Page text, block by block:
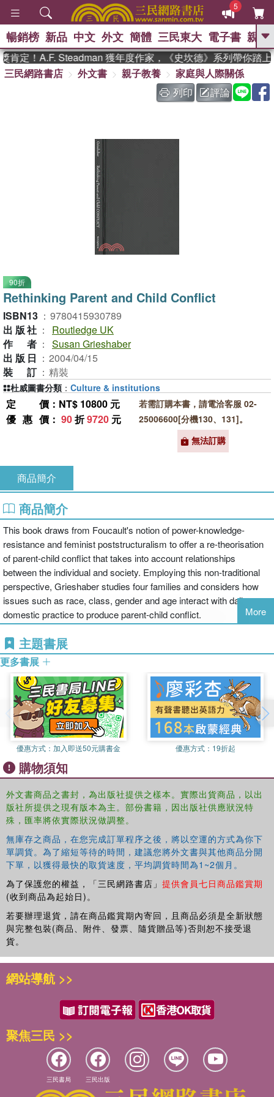
5
GO
熱搜： 東野圭吾 、 The Odyssey
、 如果歷史是一群喵 、 暑期
國際布克獎 臺灣漫遊錄 、 方
暢銷榜 新品 中文 外文 簡體 三民東大 電子書 親子
定！A.F. Steadman 獲年度作家，《史坎德》系列帶你踏上
三民網路書店
外文書 親子教養
家庭與人際關係
列印
評論
90折
Rethinking Parent and Child Conflict
ISBN13 ： 9780415930789
出版社 ：
Routledge UK
作者 ： Susan Grieshaber
出版日 ： 2004/04/15
裝訂 ： 精裝
定價 ：NT$ 10800 元
優惠價 ： 90折9720 元
若需訂購本書，請電洽客服 02-
25006600[分機130、131]。
無法訂購
杜威圖書分類 ： Culture & institutions
商品簡介
商品簡介
This book draws from Foucault's notion of power-knowledge-
resistance and feminist poststructuralism to offer a re-theorisation
of parent-child conflict that takes into account relationships
between the individual and society. Employing this non-traditional
perspective, Grieshaber studies four families and considers how
issues such as race, class, gender and age interact with daily
domestic practice to produce parent-child conflict.
More
主題書展
更多書展
優惠方式： 加入即送50元購書金 優惠方式： 19折起
購物須知
外文書商品之書封，為出版社提供之樣本。實際出貨商品，以出
版社所提供之現有版本為主。部份書籍，因出版社供應狀況特
殊，匯率將依實際狀況做調整。
無庫存之商品，在您完成訂單程序之後，將以空運的方式為你下
單調貨。為了縮短等待的時間，建議您將外文書與其他商品分開
下單，以獲得最快的取貨速度，平均調貨時間為1~2個月。
為了保護您的權益，「三民網路書店」 提供會員七日商品鑑賞期
(收到商品為起始日)。
若要辦理退貨，請在商品鑑賞期內寄回，且商品必須是全新狀態
與完整包裝(商品、附件、發票、隨貨贈品等)否則恕不接受退
貨。
網站導航 >>
聚焦三民 >>
三民書局 三民出版